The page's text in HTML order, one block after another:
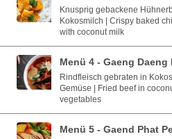
Knusprig gebackene
Kokosmilch | Crispy baked
with coconut milk
Menü 4 - Gaeng Daeng
Rindfleisch gebraten in
Gemüse | Fried beef in
vegetables
Menü 5 - Gaend Phat